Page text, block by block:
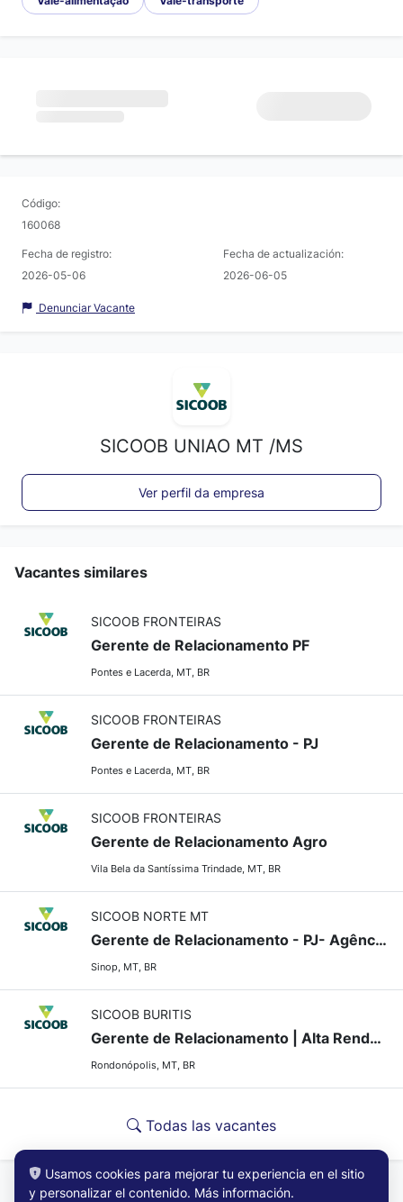
Código:
160068
Fecha de registro:
2026-05-06
Fecha de actualización:
2026-06-05
Denunciar Vacante
SICOOB UNIAO MT /MS
Ver perfil da empresa
Vacantes similares
SICOOB FRONTEIRAS
Gerente de Relacionamento PF
Pontes e Lacerda, MT, BR
SICOOB FRONTEIRAS
Gerente de Relacionamento - PJ
Pontes e Lacerda, MT, BR
SICOOB FRONTEIRAS
Gerente de Relacionamento Agro
Vila Bela da Santíssima Trindade, MT, BR
SICOOB NORTE MT
Gerente de Relacionamento - PJ- Agência Vitória Régia-Sinop-MT
Sinop, MT, BR
SICOOB BURITIS
Gerente de Relacionamento | Alta Renda - Vila Aurora - Rondonópolis/MT
Rondonópolis, MT, BR
Todas las vacantes
Usamos cookies para mejorar tu experiencia en el sitio
y personalizar el contenido. Más información.